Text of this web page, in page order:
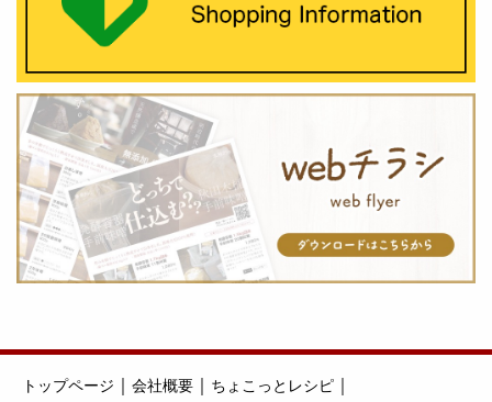
トップページ ｜ 会社概要 ｜ ちょこっとレシピ ｜